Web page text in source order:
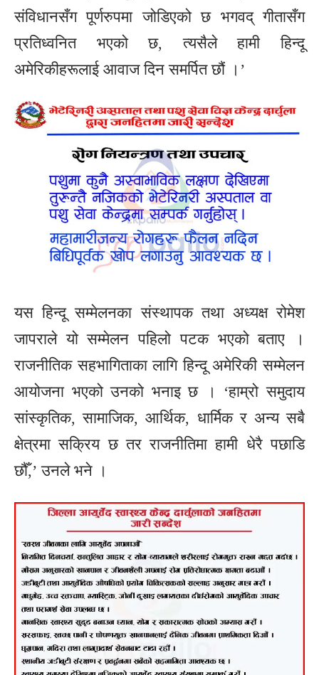
संविधानसँग पूर्णरुपमा जोडिएको छ भगवद् गीतासँग
प्रतिध्वनित भएको छ, त्यसैले हामी हिन्दू
अमेरिकीहरूलाई आवाज दिन समर्पित छौं ।’
यस हिन्दू सम्मेलनका संस्थापक तथा अध्यक्ष रोमेश
जापराले यो सम्मेलन पहिलो पटक भएको बताए ।
राजनीतिक सहभागिताका लागि हिन्दू अमेरिकी सम्मेलन
आयोजना भएको उनको भनाइ छ । ‘हाम्रो समुदाय
सांस्कृतिक, सामाजिक, आर्थिक, धार्मिक र अन्य सबै
क्षेत्रमा सक्रिय छ तर राजनीतिमा हामी धेरै पछाडि
छौँ,’ उनले भने ।